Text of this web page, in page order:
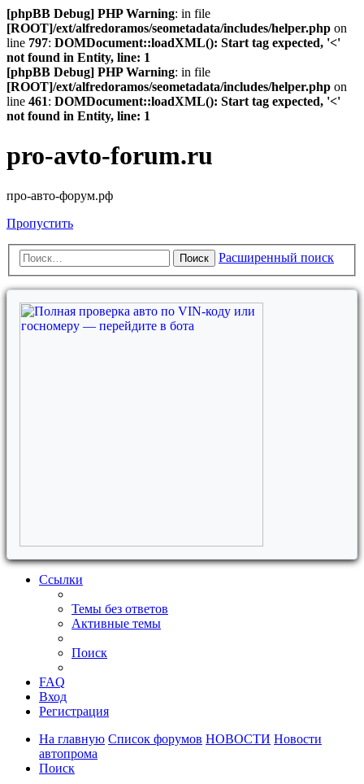
[phpBB Debug] PHP Warning: in file
[ROOT]/ext/alfredoramos/seometadata/includes/helper.php on
line 797: DOMDocument::loadXML(): Start tag expected, '<'
not found in Entity, line: 1
[phpBB Debug] PHP Warning: in file
[ROOT]/ext/alfredoramos/seometadata/includes/helper.php on
line 461: DOMDocument::loadXML(): Start tag expected, '<'
not found in Entity, line: 1
pro-avto-forum.ru
про-авто-форум.рф
Пропустить
Поиск Расширенный поиск
Ссылки
Темы без ответов
Активные темы
Поиск
FAQ
Вход
Регистрация
На главную Список форумов НОВОСТИ Новости
автопрома
Поиск